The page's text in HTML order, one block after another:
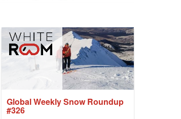
Global Weekly Snow Roundup
#326